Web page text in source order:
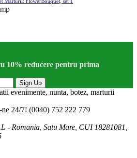
Marturii: FlowerBouquet, set 1
10% reducere pentru prima
Sign Up
ne 24/7! (0040) 752 222 779
- Romania, Satu Mare, CUI 18281081,